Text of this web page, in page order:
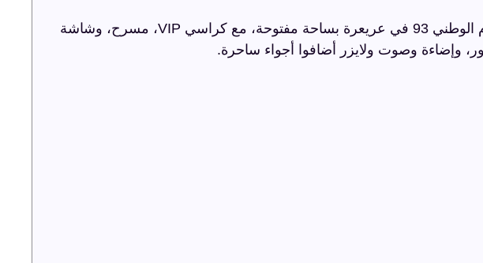
ترفيه الشرقية تحتفل باليوم الوطني 93 في عريعرة بساحة مفتوحة، مع كراسي VIP، مسرح، وشاشة
وإضاءة وصوت ولايزر أضافوا أجواء ساحرة.